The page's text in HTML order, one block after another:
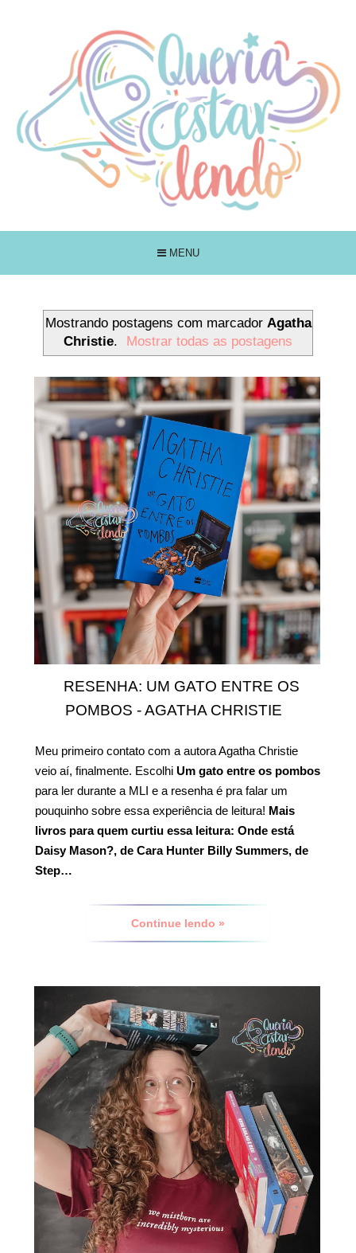
MENU
Mostrando postagens com marcador Agatha
Christie. Mostrar todas as postagens
RESENHA: UM GATO ENTRE OS
POMBOS - AGATHA CHRISTIE
Meu primeiro contato com a autora Agatha Christie
veio aí, finalmente. Escolhi Um gato entre os pombos
para ler durante a MLI e a resenha é pra falar um
pouquinho sobre essa experiência de leitura! Mais
livros para quem curtiu essa leitura: Onde está
Daisy Mason?, de Cara Hunter Billy Summers, de
Step…
Continue lendo »